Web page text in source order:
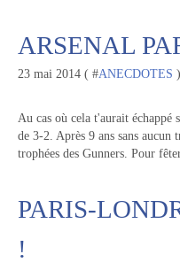
ARSENAL
23 mai 2014 ( #ANECDOTES )
Au cas où cela t'aurait échappé
de 3-2. Après 9 ans sans aucun
trophées des Gunners. Pour
PARIS-
!